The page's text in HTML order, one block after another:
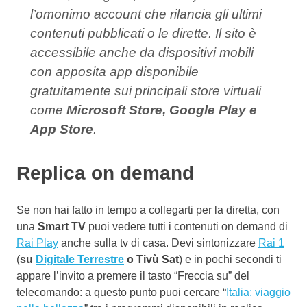
l’omonimo account che rilancia gli ultimi
contenuti pubblicati o le dirette. Il sito è
accessibile anche da dispositivi mobili
con apposita app disponibile
gratuitamente sui principali store virtuali
come Microsoft Store, Google Play e
App Store.
Replica on demand
Se non hai fatto in tempo a collegarti per la diretta, con
una Smart TV puoi vedere tutti i contenuti on demand di
Rai Play anche sulla tv di casa. Devi sintonizzare Rai 1
(su Digitale Terrestre o Tivù Sat) e in pochi secondi ti
appare l’invito a premere il tasto “Freccia su” del
telecomando: a questo punto puoi cercare “ Italia: viaggio